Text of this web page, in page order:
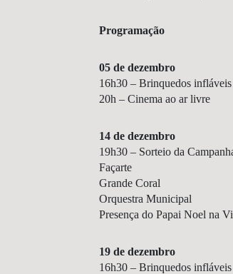
Programação
05 de dezembro
16h30 – Brinquedos infláveis
20h – Cinema ao ar livre
14 de dezembro
19h30 – Sorteio da
Façarte
Grande Coral
Orquestra Municipal
Presença do Papai Noel na
19 de dezembro
16h30 – Brinquedos infláveis